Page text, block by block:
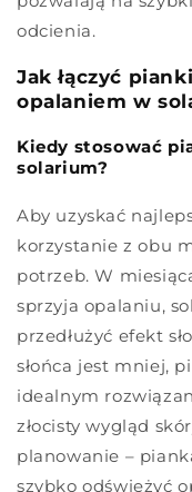
odcienia.
Jak łączyć
opalaniem w
Kiedy stosować
solarium?
Aby uzyskać
korzystanie z obu
potrzeb. W
sprzyja opalaniu,
przedłużyć efekt
słońca jest mniej,
idealnym
złocisty wygląd
planowanie –
szybko odświeżyć